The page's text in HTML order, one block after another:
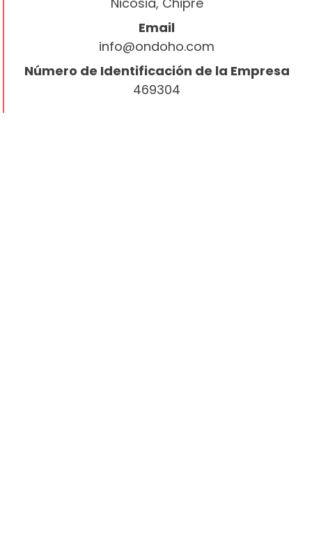
Email
info@ondoho.com
Número de Identificación de la Empresa
469304